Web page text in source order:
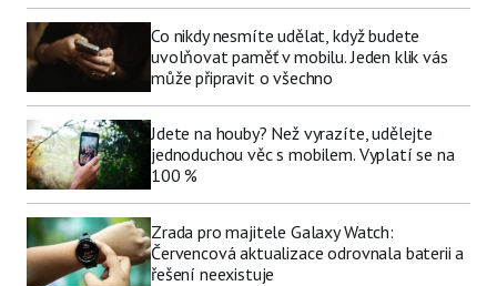
Co nikdy nesmíte udělat, když budete
uvolňovat paměť v mobilu. Jeden klik vás
může připravit o všechno
Jdete na houby? Než vyrazíte, udělejte
jednoduchou věc s mobilem. Vyplatí se na
100 %
Zrada pro majitele Galaxy Watch:
Červencová aktualizace odrovnala baterii a
řešení neexistuje